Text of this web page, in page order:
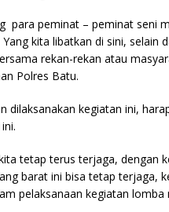
para peminat – peminat seni
kita libatkan di sini, selain
rekan-rekan atau
Polres Batu.
dilaksanakan kegiatan ini,
tetap terus terjaga, dengan
barat ini bisa tetap terjaga,
pelaksanaan kegiatan lomba